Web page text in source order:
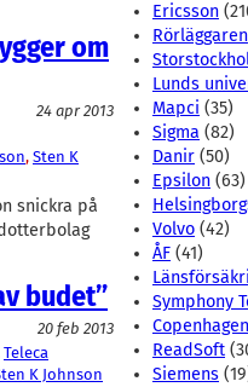
om
24 apr 2013
, Sten K
snickra på
budet”
20 feb 2013
Teleca
K Johnson
Ericsson
Rörläggaren
Lunds
Mapci (35)
Sigma (82)
Danir (50)
Epsilon (63)
Volvo (42)
ÅF (41)
Symphony
ReadSoft
Siemens